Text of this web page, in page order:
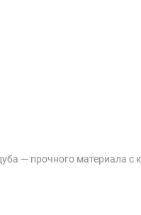
— прочного материала с